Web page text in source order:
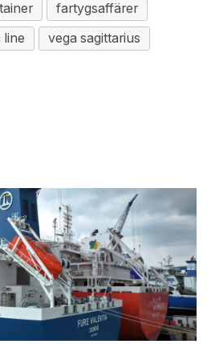
fartygsaffärer
line vega sagittarius